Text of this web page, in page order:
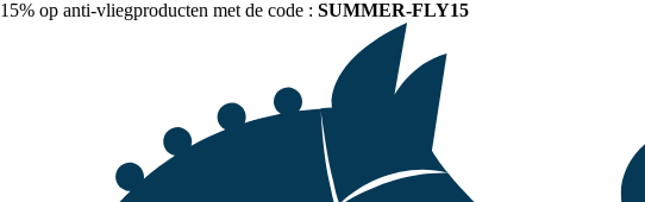
15% op anti-vliegproducten met de code : SUMMER-FLY15